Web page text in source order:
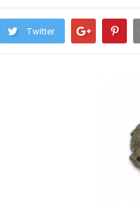
Twitter